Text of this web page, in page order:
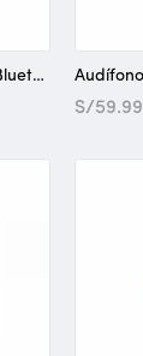
Audífonos en diadema Bluetooth – Klip Xtreme Fury Azul
S/59.99